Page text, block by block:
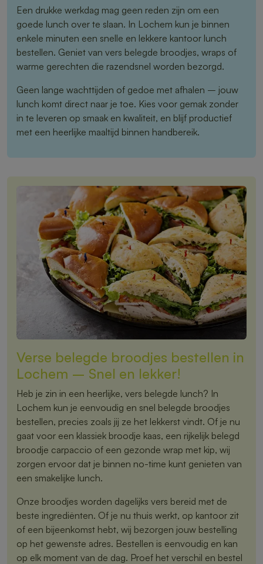
Een drukke werkdag mag geen reden zijn om een
goede lunch over te slaan. In Lochem kun je binnen
enkele minuten een snelle en lekkere kantoor lunch
bestellen. Geniet van vers belegde broodjes, wraps of
warme gerechten die razendsnel worden bezorgd.
Geen lange wachttijden of gedoe met afhalen – jouw
lunch komt direct naar je toe. Kies voor gemak zonder
in te leveren op smaak en kwaliteit, en blijf productief
met een heerlijke maaltijd binnen handbereik.
Verse belegde broodjes bestellen in
Lochem – Snel en lekker!
Heb je zin in een heerlijke, vers belegde lunch? In
Lochem kun je eenvoudig en snel belegde broodjes
bestellen, precies zoals jij ze het lekkerst vindt. Of je nu
gaat voor een klassiek broodje kaas, een rijkelijk belegd
broodje carpaccio of een gezonde wrap met kip, wij
zorgen ervoor dat je binnen no-time kunt genieten van
een smakelijke lunch.
Onze broodjes worden dagelijks vers bereid met de
beste ingrediënten. Of je nu thuis werkt, op kantoor zit
of een bijeenkomst hebt, wij bezorgen jouw bestelling
op het gewenste adres. Bestellen is eenvoudig en kan
op elk moment van de dag. Proef het verschil en bestel